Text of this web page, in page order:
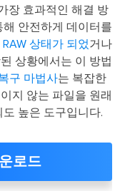
장 효과적인 해결 방
안전하게 데이터를
상태가 되었거나
상황에서는 이 방법
구 마법사는 복잡한
지 않는 파일을 원래
높은 도구입니다.
로드